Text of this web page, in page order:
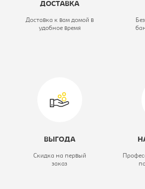
Глубина, мм:
ДОСТАВКА
Доставка к вам домой в
удобное время
ВЫГОДА
Скидка на первый
заказ